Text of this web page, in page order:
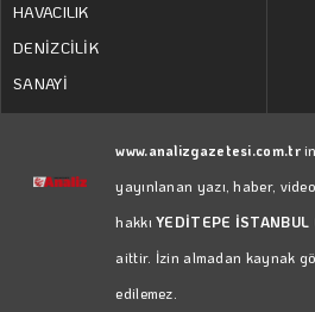
HAVACILIK
DENİZCİLİK
SANAYİ
www.analizgazetesi.com.tr
yayınlanan yazı, haber,
hakkıYEDİTEPE
aittir. İzin almadan kaynak
edilemez.